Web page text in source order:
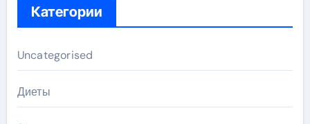
Категории
Uncategorised
Диеты